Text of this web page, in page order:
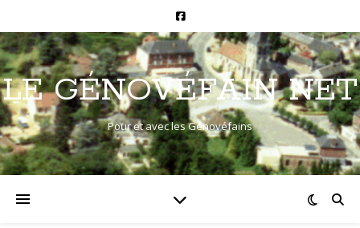
LE GÉNOVÉFAIN NET
Pour et avec les Génovéfains